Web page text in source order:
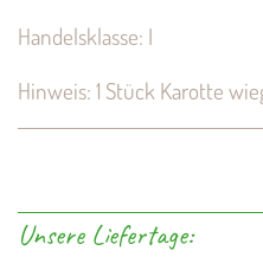
Handelsklasse: I
Hinweis: 1 Stück Karotte
Unsere Liefertage: